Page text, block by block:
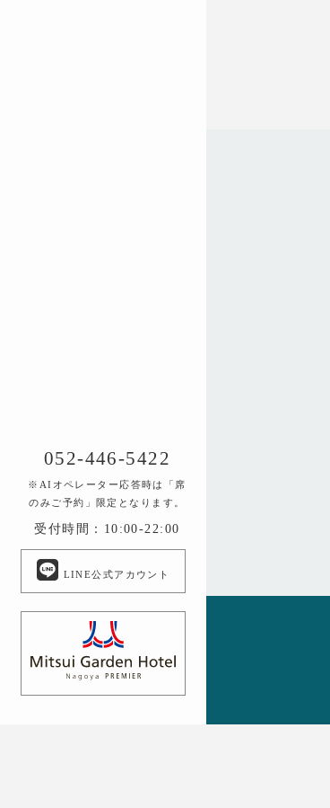
052-446-5422
※AIオペレーター応答時は「席
のみご予約」限定となります。
受付時間：10:00-22:00
LINE公式アカウント